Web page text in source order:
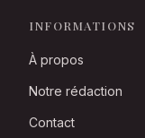
INFORMATIONS
À propos
Notre rédaction
Contact